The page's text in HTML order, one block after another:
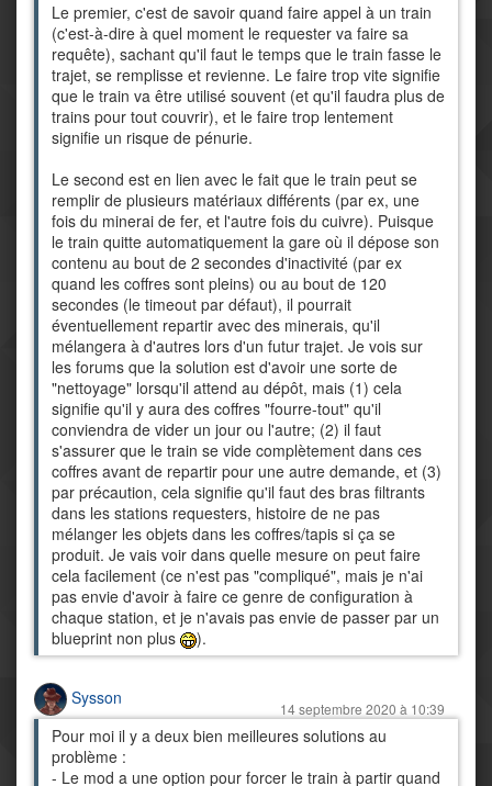
Le premier, c'est de savoir quand faire appel à un train
(c'est-à-dire à quel moment le requester va faire sa
requête), sachant qu'il faut le temps que le train fasse le
trajet, se remplisse et revienne. Le faire trop vite signifie
que le train va être utilisé souvent (et qu'il faudra plus de
trains pour tout couvrir), et le faire trop lentement
signifie un risque de pénurie.
Le second est en lien avec le fait que le train peut se
remplir de plusieurs matériaux différents (par ex, une
fois du minerai de fer, et l'autre fois du cuivre). Puisque
le train quitte automatiquement la gare où il dépose son
contenu au bout de 2 secondes d'inactivité (par ex
quand les coffres sont pleins) ou au bout de 120
secondes (le timeout par défaut), il pourrait
éventuellement repartir avec des minerais, qu'il
mélangera à d'autres lors d'un futur trajet. Je vois sur
les forums que la solution est d'avoir une sorte de
"nettoyage" lorsqu'il attend au dépôt, mais (1) cela
signifie qu'il y aura des coffres "fourre-tout" qu'il
conviendra de vider un jour ou l'autre; (2) il faut
s'assurer que le train se vide complètement dans ces
coffres avant de repartir pour une autre demande, et (3)
par précaution, cela signifie qu'il faut des bras filtrants
dans les stations requesters, histoire de ne pas
mélanger les objets dans les coffres/tapis si ça se
produit. Je vais voir dans quelle mesure on peut faire
cela facilement (ce n'est pas "compliqué", mais je n'ai
pas envie d'avoir à faire ce genre de configuration à
chaque station, et je n'avais pas envie de passer par un
blueprint non plus
).
Sysson
14 septembre 2020 à 10:39
Pour moi il y a deux bien meilleures solutions au
problème :
- Le mod a une option pour forcer le train à partir quand